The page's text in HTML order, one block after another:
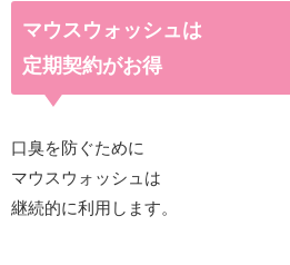
マウスウォッシュは
定期契約がお得
口臭を防ぐために
マウスウォッシュは
継続的に利用します。